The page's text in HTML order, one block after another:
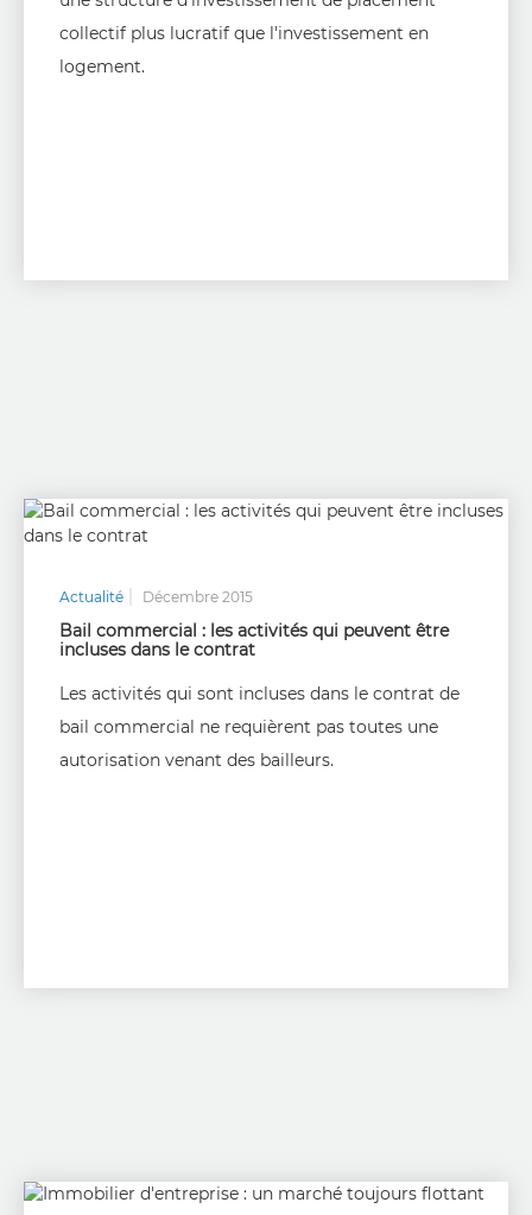
collectif plus lucratif que l'investissement en
logement.
Actualité Décembre 2015
Bail commercial : les activités qui peuvent être
incluses dans le contrat
Les activités qui sont incluses dans le contrat de
bail commercial ne requièrent pas toutes une
autorisation venant des bailleurs.